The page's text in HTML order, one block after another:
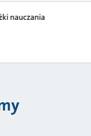
nauczania